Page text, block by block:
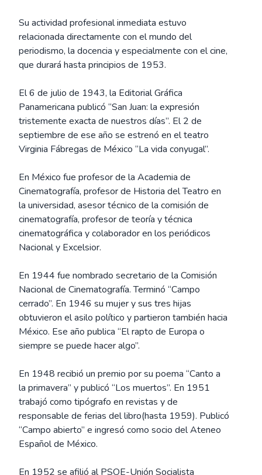
Su actividad profesional inmediata estuvo
relacionada directamente con el mundo del
periodismo, la docencia y especialmente con el cine,
que durará hasta principios de 1953.
El 6 de julio de 1943, la Editorial Gráfica
Panamericana publicó “San Juan: la expresión
tristemente exacta de nuestros días”. El 2 de
septiembre de ese año se estrenó en el teatro
Virginia Fábregas de México “La vida conyugal”.
En México fue profesor de la Academia de
Cinematografía, profesor de Historia del Teatro en
la universidad, asesor técnico de la comisión de
cinematografía, profesor de teoría y técnica
cinematográfica y colaborador en los periódicos
Nacional y Excelsior.
En 1944 fue nombrado secretario de la Comisión
Nacional de Cinematografía. Terminó “Campo
cerrado”. En 1946 su mujer y sus tres hijas
obtuvieron el asilo político y partieron también hacia
México. Ese año publica “El rapto de Europa o
siempre se puede hacer algo”.
En 1948 recibió un premio por su poema “Canto a
la primavera” y publicó “Los muertos”. En 1951
trabajó como tipógrafo en revistas y de
responsable de ferias del libro(hasta 1959). Publicó
“Campo abierto” e ingresó como socio del Ateneo
Español de México.
En 1952 se afilió al PSOE-Unión Socialista